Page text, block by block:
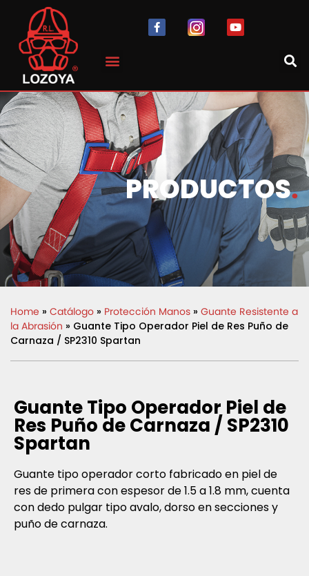
PRODUCTOS.
Home » Catálogo » Protección Manos » Guante Resistente a
la Abrasión » Guante Tipo Operador Piel de Res Puño de
Carnaza / SP2310 Spartan
Guante Tipo Operador Piel de
Res Puño de Carnaza / SP2310
Spartan
Guante tipo operador corto fabricado en piel de
res de primera con espesor de 1.5 a 1.8 mm, cuenta
con dedo pulgar tipo avalo, dorso en secciones y
puño de carnaza.